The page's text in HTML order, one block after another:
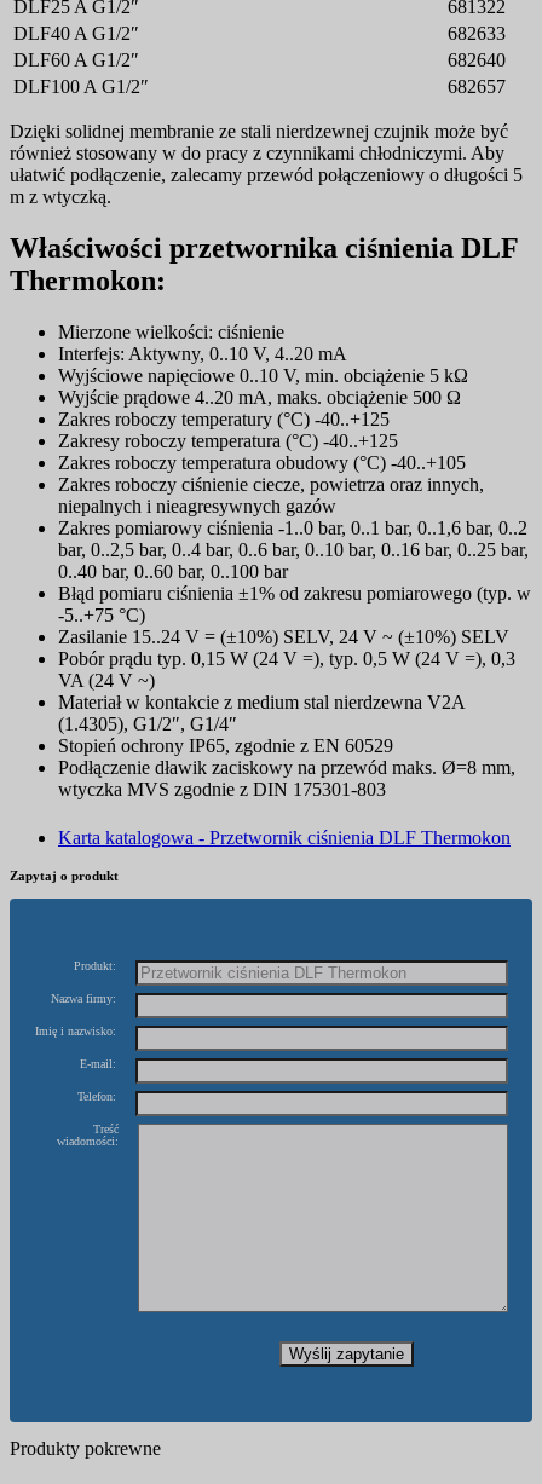
DLF25 A G1/2″
681322
DLF40 A G1/2″
682633
DLF60 A G1/2″
682640
DLF100 A G1/2″
682657
Dzięki solidnej membranie ze stali nierdzewnej czujnik może być
również stosowany w do pracy z czynnikami chłodniczymi. Aby
ułatwić podłączenie, zalecamy przewód połączeniowy o długości 5
m z wtyczką.
Właściwości przetwornika ciśnienia DLF
Thermokon:
Mierzone wielkości: ciśnienie
Interfejs: Aktywny, 0..10 V, 4..20 mA
Wyjściowe napięciowe 0..10 V, min. obciążenie 5 kΩ
Wyjście prądowe 4..20 mA, maks. obciążenie 500 Ω
Zakres roboczy temperatury (°C) -40..+125
Zakresy roboczy temperatura (°C) -40..+125
Zakres roboczy temperatura obudowy (°C) -40..+105
Zakres roboczy ciśnienie ciecze, powietrza oraz innych,
niepalnych i nieagresywnych gazów
Zakres pomiarowy ciśnienia -1..0 bar, 0..1 bar, 0..1,6 bar, 0..2
bar, 0..2,5 bar, 0..4 bar, 0..6 bar, 0..10 bar, 0..16 bar, 0..25 bar,
0..40 bar, 0..60 bar, 0..100 bar
Błąd pomiaru ciśnienia ±1% od zakresu pomiarowego (typ. w
-5..+75 °C)
Zasilanie 15..24 V = (±10%) SELV, 24 V ~ (±10%) SELV
Pobór prądu typ. 0,15 W (24 V =), typ. 0,5 W (24 V =), 0,3
VA (24 V ~)
Materiał w kontakcie z medium stal nierdzewna V2A
(1.4305), G1/2″, G1/4″
Stopień ochrony IP65, zgodnie z EN 60529
Podłączenie dławik zaciskowy na przewód maks. Ø=8 mm,
wtyczka MVS zgodnie z DIN 175301-803
Karta katalogowa - Przetwornik ciśnienia DLF Thermokon
Zapytaj o produkt
Produkt:
Nazwa firmy:
Imię i nazwisko:
E-mail:
Telefon:
Treść
wiadomości:
Produkty pokrewne